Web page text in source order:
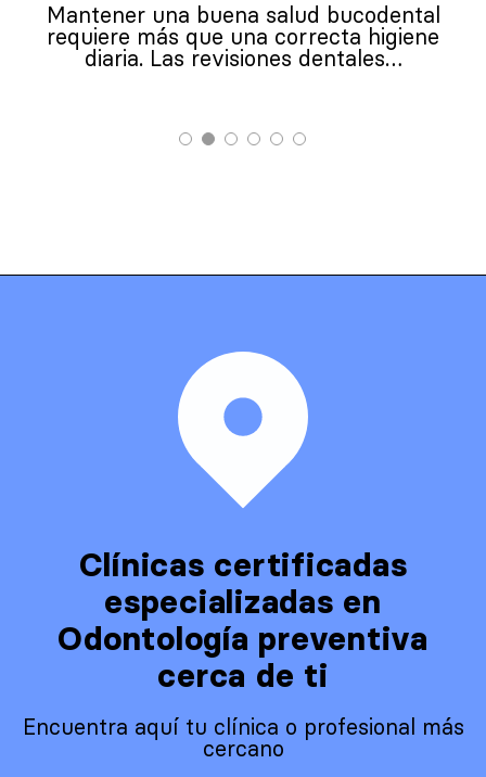
Mantener una buena salud bucodental
requiere más que una correcta higiene
diaria. Las revisiones dentales…
Clínicas certificadas
especializadas en
Odontología preventiva
cerca de ti
Encuentra aquí tu clínica o profesional más
cercano